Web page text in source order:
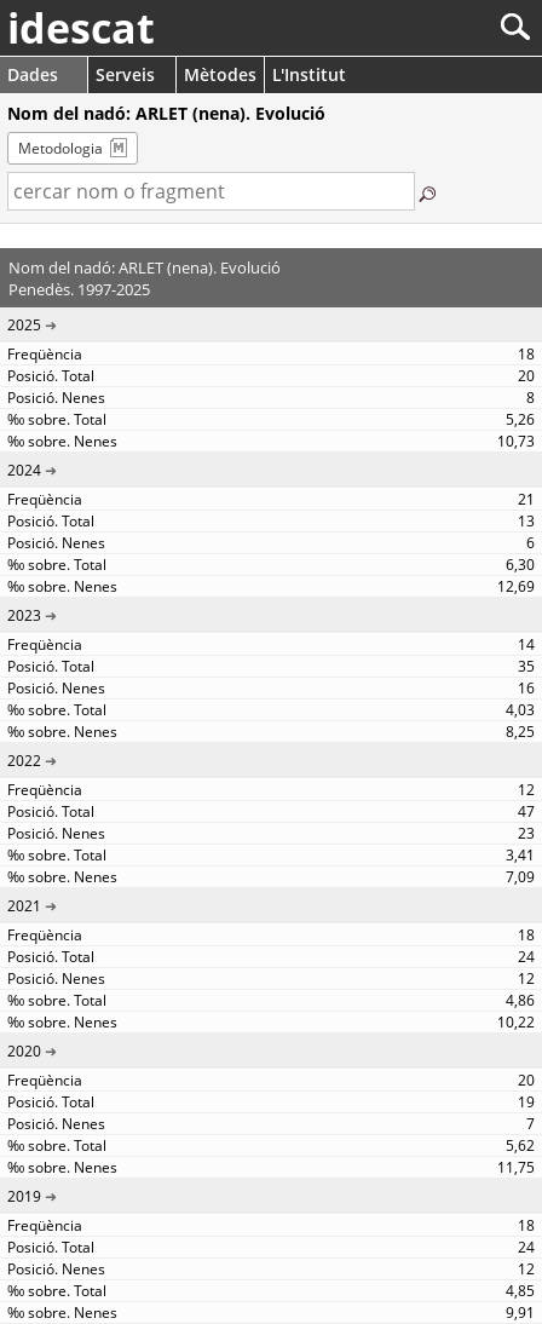
idescat
Dades Serveis Mètodes
L'Institut
Nom del nadó: ARLET (nena). Evolució
Metodologia
Nom del nadó: ARLET (nena). Evolució
Penedès. 1997-2025
2025
18
20
8
5,26
10,73
2024
21
13
6
6,30
12,69
2023
14
35
16
4,03
8,25
2022
12
47
23
3,41
7,09
2021
18
24
12
4,86
10,22
2020
20
19
7
5,62
11,75
2019
18
24
12
4,85
9,91